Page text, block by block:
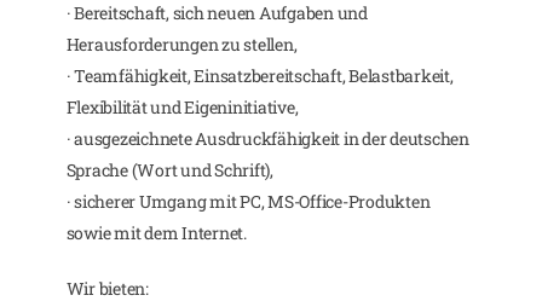
· Bereitschaft, sich neuen Aufgaben und
Herausforderungen zu stellen,
· Teamfähigkeit, Einsatzbereitschaft, Belastbarkeit,
Flexibilität und Eigeninitiative,
· ausgezeichnete Ausdruckfähigkeit in der deutschen
Sprache (Wort und Schrift),
· sicherer Umgang mit PC, MS-Office-Produkten
sowie mit dem Internet.
Wir bieten: